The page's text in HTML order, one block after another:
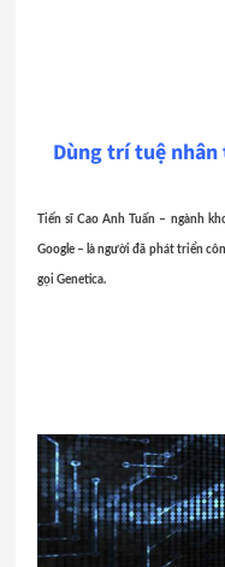
Dùng trí tuệ nhân
Tiến sĩ Cao Anh Tuấn – ngành
Google – là người đã phát triển
gọi Genetica.